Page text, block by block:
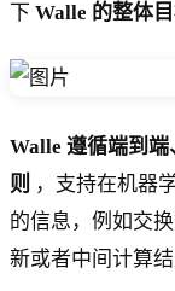
下 Walle 的整体目
Walle 遵循端到
则 ，支持在机器
的信息，例如交
新或者中间计算结